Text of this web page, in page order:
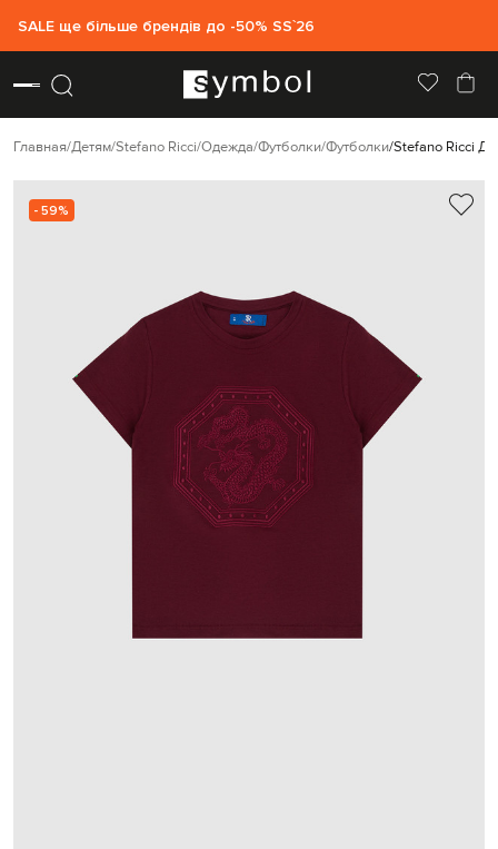
SALE ще більше брендів до -50% SS`26
Главная Детям Stefano Ricci Одежда Футболки Футболки Stefano Ricci
- 59%